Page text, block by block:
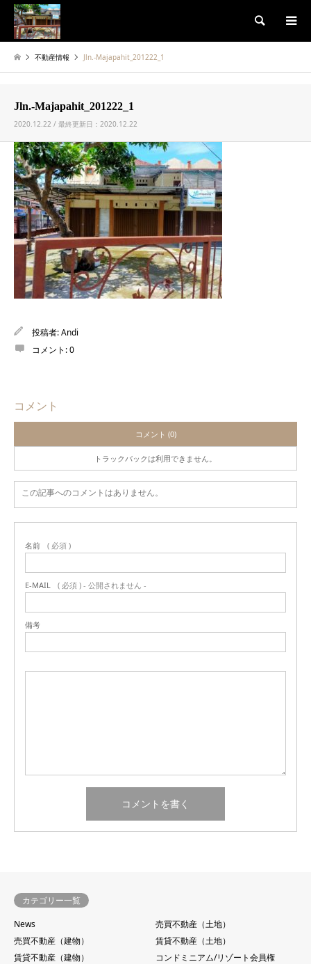
検索
不動産情報 Jln.-Majapahit_201222_1
Jln.-Majapahit_201222_1
2020.12.22 / 最終更新日：2020.12.22
投稿者:Andi
コメント:0
コメント
コメント (0)
トラックバックは利用できません。
この記事へのコメントはありません。
名前 ( 必須 )
E-MAIL ( 必須 ) - 公開されません -
備考
カテゴリー一覧
News
売買不動産（土地）
売買不動産（建物）
賃貸不動産（土地）
賃貸不動産（建物）
コンドミニアム/リゾート会員権